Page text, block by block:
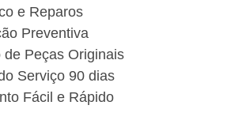
e Reparos
Preventiva
de Peças Originais
Serviço 90 dias
Fácil e Rápido